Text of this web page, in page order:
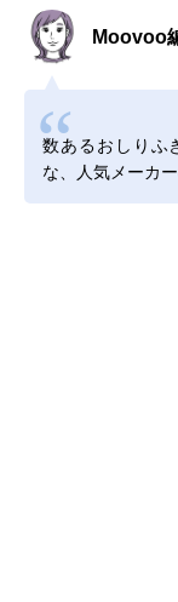
Moovoo
数あるおしりふ
な、人気メーカ